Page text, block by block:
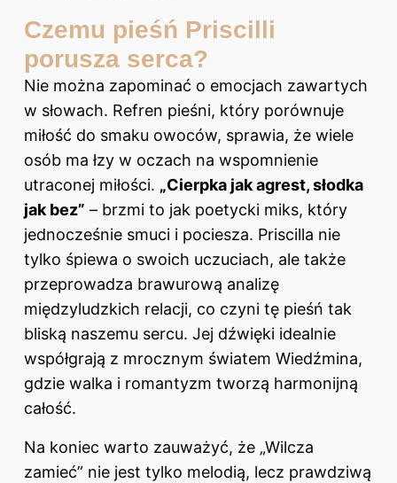
Czemu pieśń Priscilli
porusza serca?
Nie można zapominać o emocjach zawartych
w słowach. Refren pieśni, który porównuje
miłość do smaku owoców, sprawia, że wiele
osób ma łzy w oczach na wspomnienie
utraconej miłości. „Cierpka jak agrest, słodka
jak bez” – brzmi to jak poetycki miks, który
jednocześnie smuci i pociesza. Priscilla nie
tylko śpiewa o swoich uczuciach, ale także
przeprowadza brawurową analizę
międzyludzkich relacji, co czyni tę pieśń tak
bliską naszemu sercu. Jej dźwięki idealnie
współgrają z mrocznym światem Wiedźmina,
gdzie walka i romantyzm tworzą harmonijną
całość.
Na koniec warto zauważyć, że „Wilcza
zamieć” nie jest tylko melodią, lecz prawdziwą